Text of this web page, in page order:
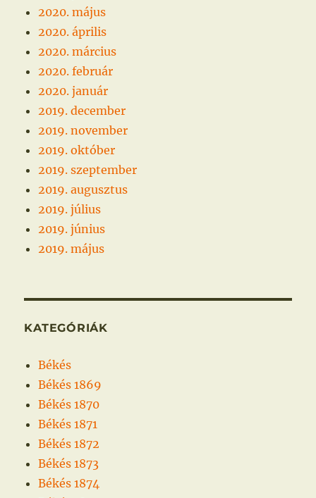
2020. május
2020. április
2020. március
2020. február
2020. január
2019. december
2019. november
2019. október
2019. szeptember
2019. augusztus
2019. július
2019. június
2019. május
KATEGÓRIÁK
Békés
Békés 1869
Békés 1870
Békés 1871
Békés 1872
Békés 1873
Békés 1874